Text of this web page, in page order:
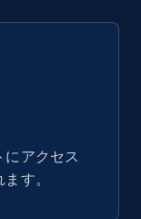
アクセス
す。